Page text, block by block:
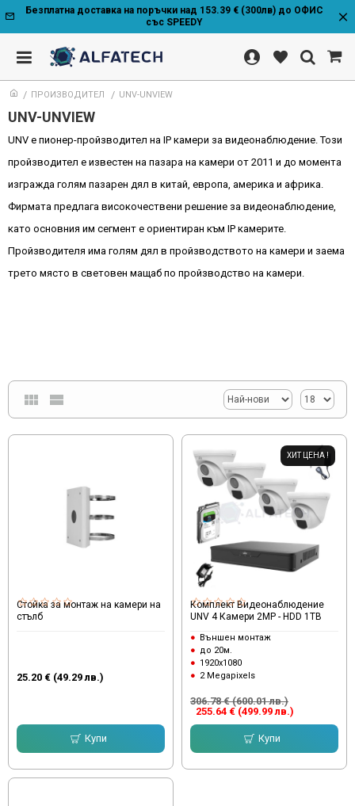
Безплатна доставка на поръчки над 153.39 € (300лв) до ОФИС
със SPEEDY
ПРОИЗВОДИТЕЛ UNV-UNVIEW
UNV-UNVIEW
UNV е пионер-пройзводител на IP камери за видеонаблюдение. Този
пройзводител е известен на пазара на камери от 2011 и до момента
изгражда голям пазарен дял в китай, европа, америка и африка.
Фирмата предлага високочествени решение за видеонаблюдение,
като основния им сегмент е ориентиран към IP камерите.
Пройзводителя има голям дял в пройзводството на камери и заема
трето място в световен мащаб по пройзводство на камери.
Стойка за монтаж на камери на
стълб
25.20 € (49.29 лв.)
Купи
ХИТ ЦЕНА !
Комплект Видеонаблюдение
UNV 4 Камери 2MP - HDD 1TB
Външен монтаж
до 20м.
1920x1080
2 Megapixels
255.64 € (499.99 лв.)
306.78 € (600.01 лв.)
Купи